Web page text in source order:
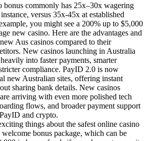
bonus commonly has 25x–30x wagering
versus 35x-45x at established
you might see a 200% up to $5,000
new casino. Here are the advantages and
Aus casinos compared to their
New casinos launching in Australia
into faster payments, smarter
compliance. PayID 2.0 is now
new Australian sites, offering instant
sharing bank details. New casinos
arriving with even more polished tech
flows, and broader payment support
and crypto.
things about the safest online casino
bonus package, which can be